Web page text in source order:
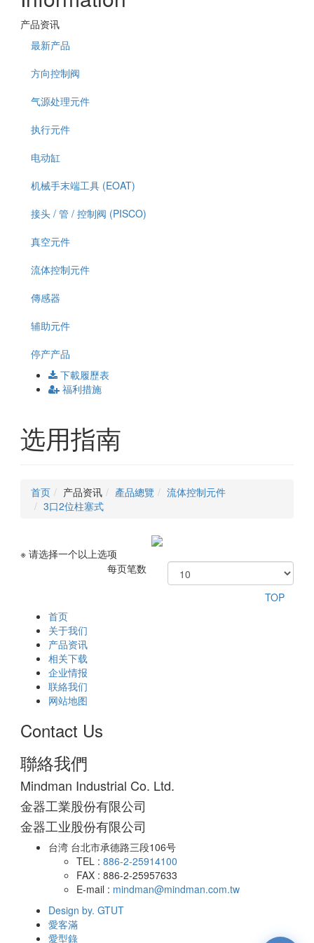
产品资讯
最新产品
方向控制阀
气源处理元件
执行元件
电动缸
机械手末端工具 (EOAT)
接头 / 管 / 控制阀 (PISCO)
真空元件
流体控制元件
傳感器
辅助元件
停产产品
下載履歷表
福利措施
选用指南
首页 产品资讯 產品總覽
流体控制元件
3口2位柱塞式
※ 请选择一个以上选项
每页笔数
TOP
首页
关于我们
产品资讯
相关下载
企业情报
联絡我们
网站地图
Contact Us
聯絡我們
Mindman Industrial Co. Ltd.
金器工業股份有限公司
金器工业股份有限公司
台湾 台北市承德路三段106号
TEL : 886-2-25914100
FAX : 886-2-25957633
E-mail : mindman@mindman.com.tw
Design by. GTUT
愛客滿
愛型錄